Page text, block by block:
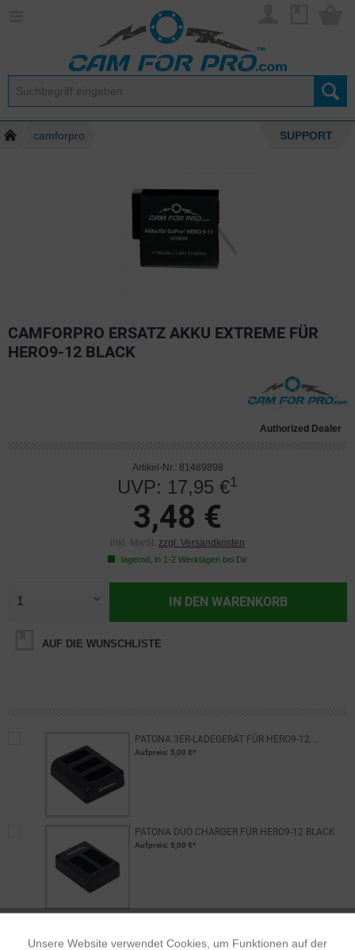
camforpro SUPPORT
CAMFORPRO ERSATZ AKKU EXTREME FÜR
HERO9-12 BLACK
Authorized Dealer
Artikel-Nr.: 81489898
UVP: 17,95 €1
3,48 €
inkl. MwSt. zzgl. Versandkosten
lagernd, in 1-2 Werktagen bei Dir
IN DEN WARENKORB
AUF DIE WUNSCHLISTE
PATONA 3ER-LADEGERÄT FÜR HERO9-12...
Aufpreis: 5,00 €*
PATONA DUO CHARGER FÜR HERO9-12 BLACK
Aufpreis: 5,00 €*
Funktionale Aktiv
Unsere Website verwendet Cookies, um Funktionen auf der